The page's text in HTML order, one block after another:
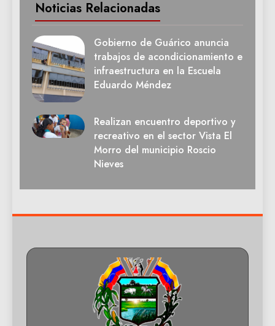
Noticias Relacionadas
Gobierno de Guárico anuncia
trabajos de acondicionamiento e
infraestructura en la Escuela
Eduardo Méndez
Realizan encuentro deportivo y
recreativo en el sector Vista El
Morro del municipio Roscio
Nieves